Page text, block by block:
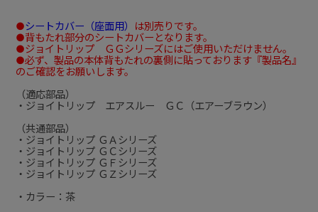
●シートカバー（座面用）
は別売りです。
●背もたれ部分のシートカバーとなります。
●ジョイトリップ ＧＧシリーズにはご使用いただけません。
●必ず、製品の本体背もたれの裏側に貼っております『製品名』
のご確認をお願いします。
（適応部品）
・ジョイトリップ エアスルー ＧＣ（エアーブラウン）
（共通部品）
・ジョイトリップ ＧＡシリーズ
・ジョイトリップ ＧＣシリーズ
・ジョイトリップ ＧＦシリーズ
・ジョイトリップ ＧＺシリーズ
・カラー：茶